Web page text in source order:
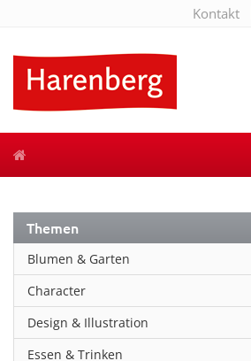
Kontakt
Themen
Blumen & Garten
Character
Design & Illustration
Essen & Trinken